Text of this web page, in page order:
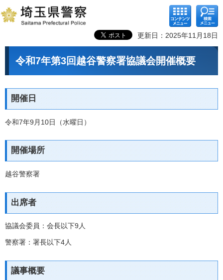
コンテ
ンツメ
ニュー
検索メ
ニュー
更新日：2025年11月18日
令和7年第3回越谷警察署協議会開催概要
開催日
令和7年9月10日（水曜日）
開催場所
越谷警察署
出席者
協議会委員：会長以下9人
警察署：署長以下4人
議事概要